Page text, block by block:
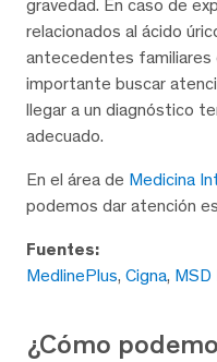
gravedad. En caso de
relacionados al ácido
antecedentes familiares
importante buscar
llegar a un diagnóstico
adecuado.
En el área de Medicina
podemos dar atención
Fuentes:
MedlinePlus, Cigna, MSD
¿Cómo